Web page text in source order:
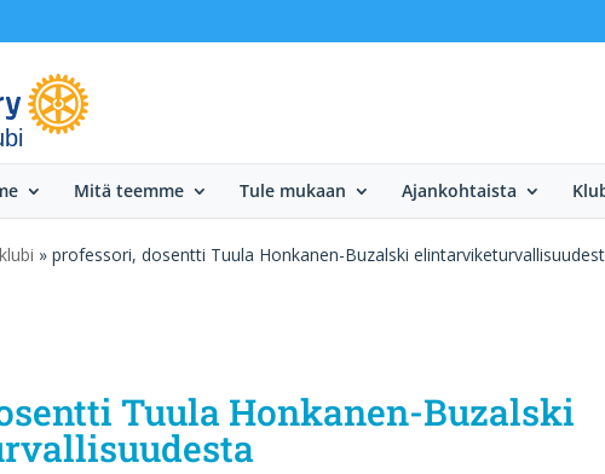
Mitä teemme Tule mukaan Ajankohtaista
» professori, dosentti Tuula Honkanen-Buzalski
Tuula Honkanen-Buzalski